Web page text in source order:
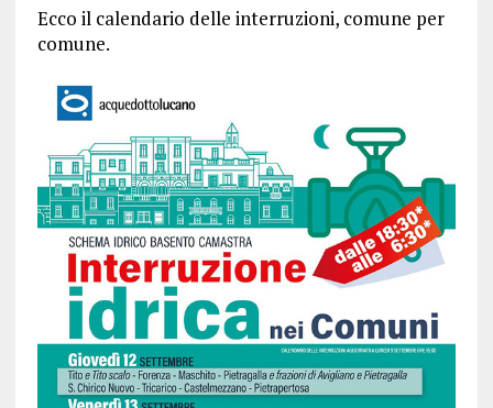
Ecco il calendario delle interruzioni, comune per
comune.